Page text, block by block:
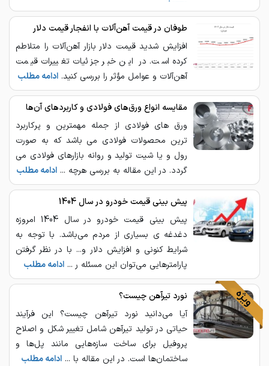
طوفان در قیمت آهن‌آلات با انفجار قیمت دلار
افزایش شدید قیمت دلار بازار آهن‌آلات را متلاطم
کرده است. در این خبر جزئیات تغییرات قیمت
آهن‌آلات و عوامل مؤثر را بررسی کنید. ادامه مطلب
مقایسه انواع ورق‌های فولادی و کاربردهای آن‌ها
ورق های فولادی از جمله مهمترین و پرکاربرد
ترین محصولات فولادی می باشد که به صورت
رول و یا شیت تولید و روانه بازارهای فولادی می
گردد. در این مقاله به بررسی هرچه ... ادامه مطلب
پیش بینی قیمت خودرو در سال 1404
پیش بینی قیمت خودرو در سال 1404 امروزه
دغدغه ی بسیاری از مردم می‌باشد. با توجه به
شرایط کنونی و افزایش دلار و... با در نظر گرفتن
پارامترهایی می‌توان این مسئله ر ... ادامه مطلب
نورد تیرآهن چیست؟
آیا می‌دانید نورد تیرآهن چیست؟ این فرآیند
حیاتی در تولید تیرآهن شامل تغییر شکل و اصلاح
پروفیل برای ساخت سازه‌هایی مانند پل‌ها و
ساختمان‌ها است. در این مقاله با ... ادامه مطلب